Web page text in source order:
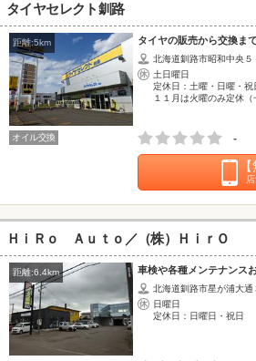
タイヤセレクト釧路
距離:5km タイヤの販売から交換ま
北海道釧路市昭和中央５
土日曜日
定休日：土曜・日曜・祝
１１月は火曜のみ定休（
オイル交換 -
ＨｉＲｏ Ａｕｔｏ／（株）ＨｉｒＯ
距離:6.4km 車検や各種メンテナンス
北海道釧路市星が浦大通
日曜日
定休日：日曜日・祝日